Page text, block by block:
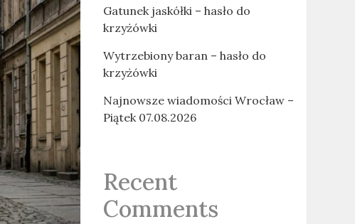
Gatunek jaskółki – hasło do
krzyżówki
Wytrzebiony baran – hasło do
krzyżówki
Najnowsze wiadomości Wrocław –
Piątek 07.08.2026
Recent
Comments